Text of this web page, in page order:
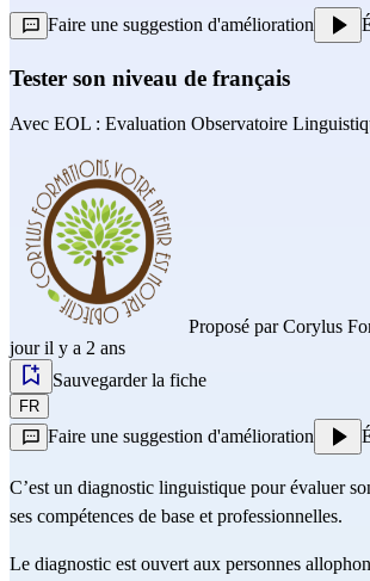
Faire une suggestion d'amélioration
Tester son niveau de français
Avec EOL : Evaluation Observatoire
Proposé par Corylus
jour il y a 2 ans
Sauvegarder la fiche
FR
Faire une suggestion d'amélioration
C’est un diagnostic linguistique pour évaluer
ses compétences de base et professionnelles.
Le diagnostic est ouvert aux personnes